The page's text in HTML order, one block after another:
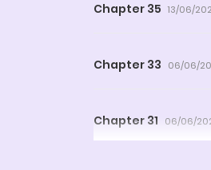
Chapter 35 13/06/
Chapter 33 06/06/
Chapter 31 06/06/